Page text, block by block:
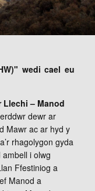
wedi cael eu
Llechi – Manod
dewr ar
Mawr ac ar hyd y
rhagolygon gyda
i olwg
Ffestiniog a
Manod a